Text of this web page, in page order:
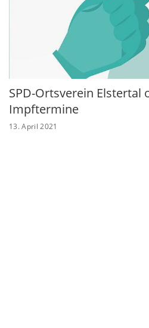
SPD-Ortsverein Elstertal
Impftermine
13. April 2021